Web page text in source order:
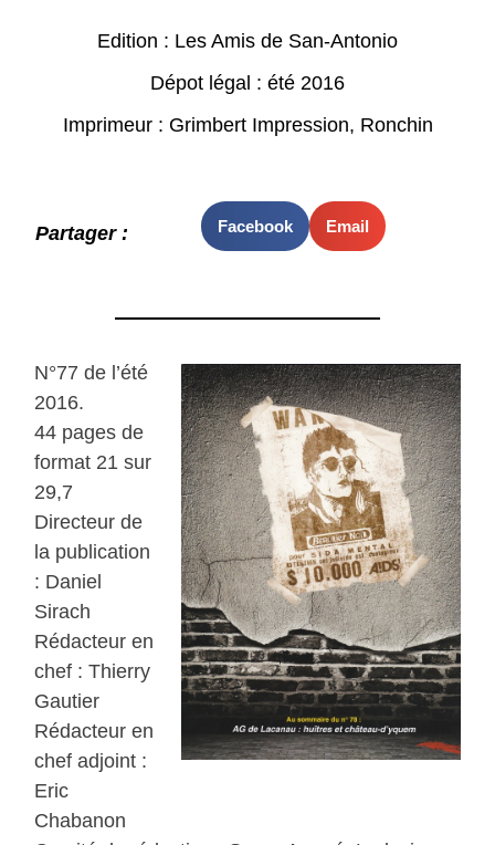
Edition : Les Amis de San-Antonio
Dépot légal : été 2016
Imprimeur : Grimbert Impression, Ronchin
Partager : Facebook Email
N°77 de l’été
2016.
44 pages de
format 21 sur
29,7
Directeur de
la publication
: Daniel
Sirach
Rédacteur en
chef : Thierry
Gautier
Rédacteur en
chef adjoint :
Eric
Chabanon